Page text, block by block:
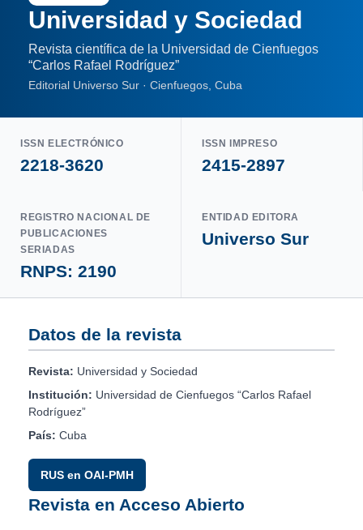
Universidad y Sociedad
Revista científica de la Universidad de Cienfuegos
“Carlos Rafael Rodríguez”
Editorial Universo Sur · Cienfuegos, Cuba
ISSN ELECTRÓNICO
2218-3620
ISSN IMPRESO
2415-2897
REGISTRO NACIONAL DE
PUBLICACIONES
SERIADAS
RNPS: 2190
ENTIDAD EDITORA
Universo Sur
Datos de la revista
Revista: Universidad y Sociedad
Institución: Universidad de Cienfuegos “Carlos Rafael
Rodríguez”
País: Cuba
RUS en OAI-PMH
Revista en Acceso Abierto